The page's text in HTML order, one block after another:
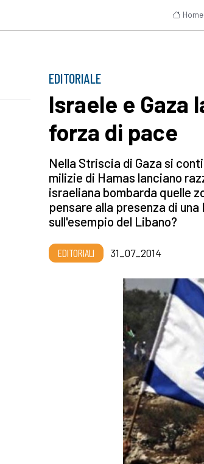
Home
EDITORIALE
Israele e Gaza
forza di pace
Nella Striscia di Gaza si
milizie di Hamas lanciano
israeliana bombarda quelle
pensare alla presenza di
sull'esempio del Libano?
EDITORIALI 31_07_2014